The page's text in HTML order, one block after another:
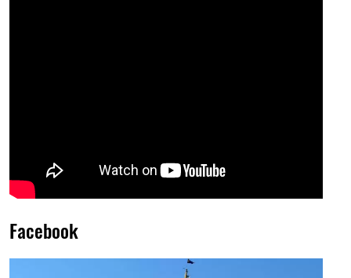
Facebook